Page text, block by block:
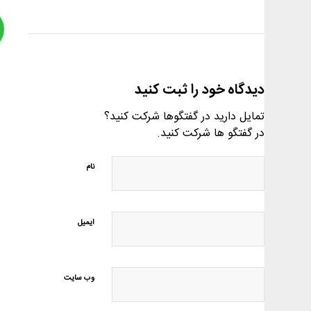
دیدگاه خود را ثبت کنید
تمایل دارید در گفتگوها شرکت کنید؟
در گفتگو ها شرکت کنید.
نام
ایمیل
وب‌ سایت